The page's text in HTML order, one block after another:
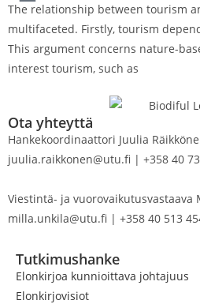
The relationship between tourism
multifaceted. Firstly, tourism
This argument concerns nature-
interest tourism, such as
Ota yhteyttä
Hankekoordinaattori Juulia
juulia.raikkonen@utu.fi | +358 40
Viestintä- ja vuorovaikutusvastaava
milla.unkila@utu.fi | +358 40 513
Tutkimushanke
Elonkirjoa kunnioittava johtajuus
Elonkirjovisiot